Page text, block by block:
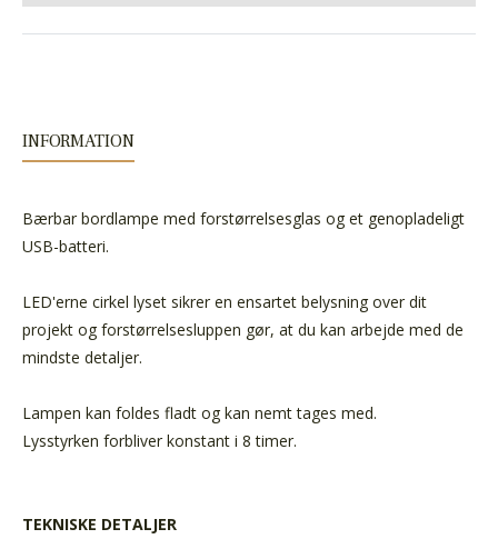
INFORMATION
Bærbar bordlampe med forstørrelsesglas og et genopladeligt
USB-batteri.
LED'erne cirkel lyset sikrer en ensartet belysning over dit
projekt og forstørrelsesluppen gør, at du kan arbejde med de
mindste detaljer.
Lampen kan foldes fladt og kan nemt tages med.
Lysstyrken forbliver konstant i 8 timer.
TEKNISKE DETALJER